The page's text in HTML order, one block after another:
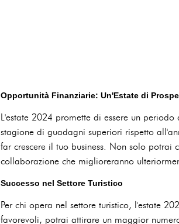
Opportunità Finanziarie: Un'Estate di
L'estate 2024 promette di essere un
stagione di guadagni superiori rispetto
far crescere il tuo business. Non solo potrai
collaborazione che miglioreranno
Successo nel Settore Turistico
Per chi opera nel settore turistico, l'estate
favorevoli, potrai attirare un maggior